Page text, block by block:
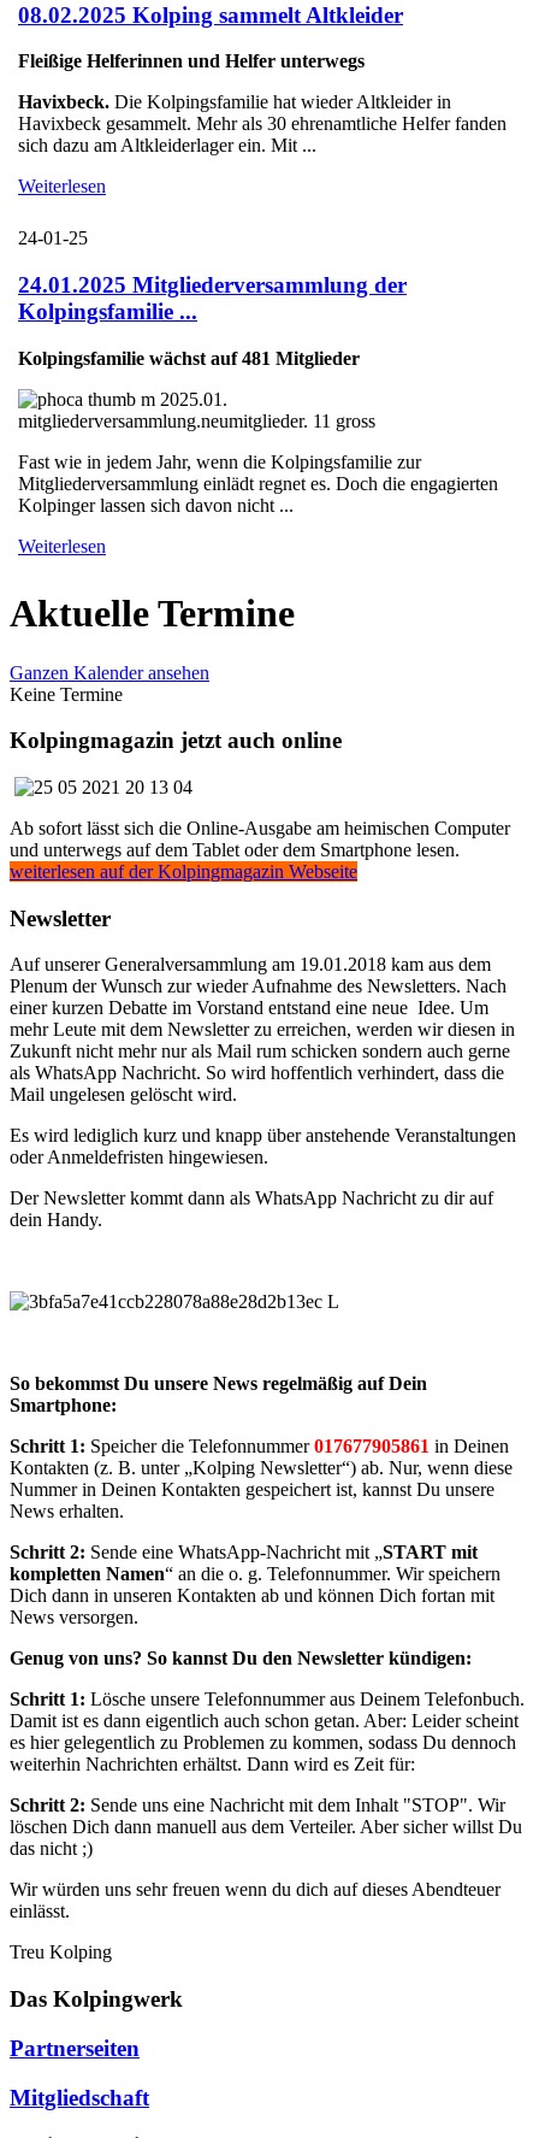
08.02.2025 Kolping sammelt Altkleider
Fleißige Helferinnen und Helfer unterwegs
Havixbeck. Die Kolpingsfamilie hat wieder Altkleider in
Havixbeck gesammelt. Mehr als 30 ehrenamtliche Helfer fanden
sich dazu am Altkleiderlager ein. Mit ...
Weiterlesen
24-01-25
24.01.2025 Mitgliederversammlung der
Kolpingsfamilie ...
Kolpingsfamilie wächst auf 481 Mitglieder
Fast wie in jedem Jahr, wenn die Kolpingsfamilie zur
Mitgliederversammlung einlädt regnet es. Doch die engagierten
Kolpinger lassen sich davon nicht ...
Weiterlesen
Aktuelle Termine
Ganzen Kalender ansehen
Keine Termine
Kolpingmagazin jetzt auch online
Ab sofort lässt sich die Online-Ausgabe am heimischen Computer
und unterwegs auf dem Tablet oder dem Smartphone lesen.
weiterlesen auf der Kolpingmagazin Webseite
Newsletter
Auf unserer Generalversammlung am 19.01.2018 kam aus dem
Plenum der Wunsch zur wieder Aufnahme des Newsletters. Nach
einer kurzen Debatte im Vorstand entstand eine neue Idee. Um
mehr Leute mit dem Newsletter zu erreichen, werden wir diesen in
Zukunft nicht mehr nur als Mail rum schicken sondern auch gerne
als WhatsApp Nachricht. So wird hoffentlich verhindert, dass die
Mail ungelesen gelöscht wird.
Es wird lediglich kurz und knapp über anstehende Veranstaltungen
oder Anmeldefristen hingewiesen.
Der Newsletter kommt dann als WhatsApp Nachricht zu dir auf
dein Handy.
So bekommst Du unsere News regelmäßig auf Dein
Smartphone:
Schritt 1: Speicher die Telefonnummer017677905861 in Deinen
Kontakten (z. B. unter „Kolping Newsletter“) ab. Nur, wenn diese
Nummer in Deinen Kontakten gespeichert ist, kannst Du unsere
News erhalten.
Schritt 2: Sende eine WhatsApp-Nachricht mit „START mit
kompletten Namen“ an die o. g. Telefonnummer. Wir speichern
Dich dann in unseren Kontakten ab und können Dich fortan mit
News versorgen.
Genug von uns? So kannst Du den Newsletter kündigen:
Schritt 1: Lösche unsere Telefonnummer aus Deinem Telefonbuch.
Damit ist es dann eigentlich auch schon getan. Aber: Leider scheint
es hier gelegentlich zu Problemen zu kommen, sodass Du dennoch
weiterhin Nachrichten erhältst. Dann wird es Zeit für:
Schritt 2: Sende uns eine Nachricht mit dem Inhalt "STOP". Wir
löschen Dich dann manuell aus dem Verteiler. Aber sicher willst Du
das nicht ;)
Wir würden uns sehr freuen wenn du dich auf dieses Abendteuer
einlässt.
Treu Kolping
Das Kolpingwerk
Partnerseiten
Mitgliedschaft